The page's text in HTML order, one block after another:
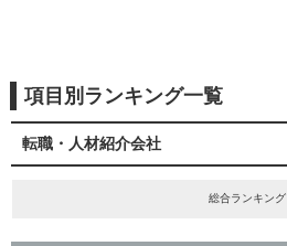
項目別ランキング一覧
転職・人材紹介会社
総合ランキング